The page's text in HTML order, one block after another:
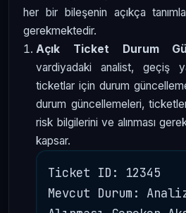
her bir bileşenin açıkça
gerekmektedir.
Açık Ticket Durum
vardiyadaki analist, geçiş
ticketlar için durum
durum güncellemeleri,
risk bilgilerini ve alınması
kapsar.
Ticket ID: 12345
Mevcut Durum: